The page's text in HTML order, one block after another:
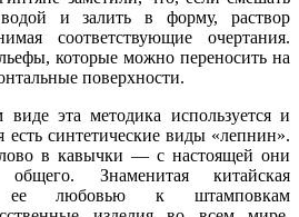
и залить в форму, раствор
соответствующие очертания.
которые можно переносить на
поверхности.
эта методика используется и
синтетические виды «лепнин».
в кавычки — с настоящей они
Знаменитая китайская
ее любовью к штамповкам